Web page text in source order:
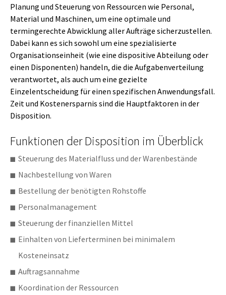
Planung und Steuerung von Ressourcen wie Personal,
Material und Maschinen, um eine optimale und
termingerechte Abwicklung aller Aufträge sicherzustellen.
Dabei kann es sich sowohl um eine spezialisierte
Organisationseinheit (wie eine dispositive Abteilung oder
einen Disponenten) handeln, die die Aufgabenverteilung
verantwortet, als auch um eine gezielte
Einzelentscheidung für einen spezifischen Anwendungsfall.
Zeit und Kostenersparnis sind die Hauptfaktoren in der
Disposition.
Funktionen der Disposition im Überblick
Steuerung des Materialfluss und der Warenbestände
Nachbestellung von Waren
Bestellung der benötigten Rohstoffe
Personalmanagement
Steuerung der finanziellen Mittel
Einhalten von Lieferterminen bei minimalem
Kosteneinsatz
Auftragsannahme
Koordination der Ressourcen